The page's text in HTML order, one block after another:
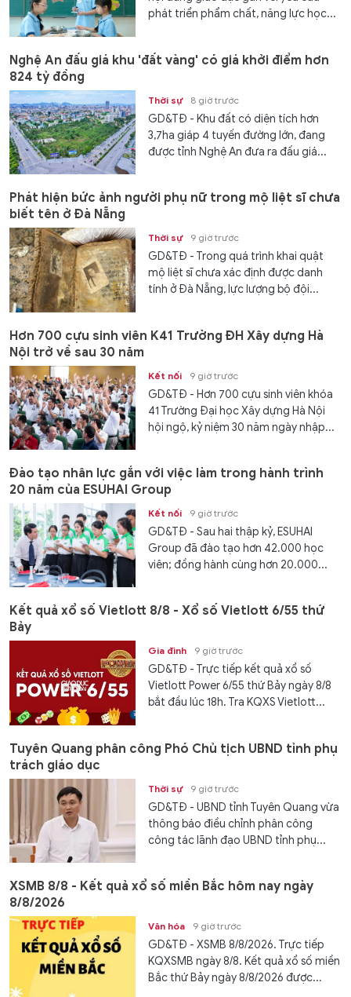
phát triển phẩm chất, năng lực học...
Nghệ An đấu giá khu 'đất vàng' có giá khởi điểm hơn
824 tỷ đồng
Thời sự 8 giờ trước
GD&TĐ - Khu đất có diện tích hơn
3,7ha giáp 4 tuyến đường lớn, đang
được tỉnh Nghệ An đưa ra đấu giá...
Phát hiện bức ảnh người phụ nữ trong mộ liệt sĩ chưa
biết tên ở Đà Nẵng
Thời sự 9 giờ trước
GD&TĐ - Trong quá trình khai quật
mộ liệt sĩ chưa xác định được danh
tính ở Đà Nẵng, lực lượng bộ đội...
Hơn 700 cựu sinh viên K41 Trường ĐH Xây dựng Hà
Nội trở về sau 30 năm
Kết nối 9 giờ trước
GD&TĐ - Hơn 700 cựu sinh viên khóa
41 Trường Đại học Xây dựng Hà Nội
hội ngộ, kỷ niệm 30 năm ngày nhập...
Đào tạo nhân lực gắn với việc làm trong hành trình
20 năm của ESUHAI Group
Kết nối 9 giờ trước
GD&TĐ - Sau hai thập kỷ, ESUHAI
Group đã đào tạo hơn 42.000 học
viên; đồng hành cùng hơn 20.000...
Kết quả xổ số Vietlott 8/8 - Xổ số Vietlott 6/55 thứ
Bảy
Gia đình 9 giờ trước
GD&TĐ - Trực tiếp kết quả xổ số
Vietlott Power 6/55 thứ Bảy ngày 8/8
bắt đầu lúc 18h. Tra KQXS Vietlott...
Tuyên Quang phân công Phó Chủ tịch UBND tỉnh phụ
trách giáo dục
Thời sự 9 giờ trước
GD&TĐ - UBND tỉnh Tuyên Quang vừa
thông báo điều chỉnh phân công
công tác lãnh đạo UBND tỉnh phụ...
XSMB 8/8 - Kết quả xổ số miền Bắc hôm nay ngày
8/8/2026
Văn hóa 9 giờ trước
GD&TĐ - XSMB 8/8/2026. Trực tiếp
KQXSMB ngày 8/8. Kết quả xổ số miền
Bắc thứ Bảy ngày 8/8/2026 được...